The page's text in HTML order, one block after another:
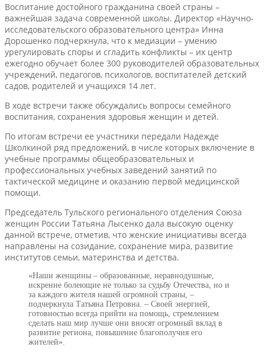
Воспитание достойного гражданина своей страны –
важнейшая задача современной школы. Директор «Научно-
исследовательского образовательного центра» Инна
Дорошенко подчеркнула, что к медиации – умению
урегулировать споры и сгладить конфликты – их центр
ежегодно обучает более 300 руководителей образовательных
учреждений, педагогов, психологов, воспитателей детский
садов, родителей и учащихся 14 лет.
В ходе встречи также обсуждались вопросы семейного
воспитания, сохранения здоровья женщин и детей.
По итогам встречи ее участники передали Надежде
Школкиной ряд предложений, в числе которых включение в
учебные программы общеобразовательных и
профессиональных учебных заведений занятий по
тактической медицине и оказанию первой медицинской
помощи.
Председатель Тульского регионального отделения Союза
женщин России Татьяна Лысенко дала высокую оценку
данной встрече, отметив, что женские инициативы всегда
направлены на созидание, сохранение мира, развитие
институтов семьи, материнства и детства.
«Наши женщины – образованные, неравнодушные,
искренне болеющие не только за судьбу Отечества, но и
за каждого жителя нашей огромной страны, –
подчеркнула Татьяна Петровна. – Своей энергией,
готовностью всегда прийти на помощь, стремлением
сделать наш мир лучше они вносят огромный вклад в
развитие региона, повышение благополучия его
жителей».